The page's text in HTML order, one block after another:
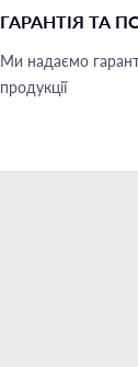
ГАРАНТІЯ ТА
Ми надаємо
продукції